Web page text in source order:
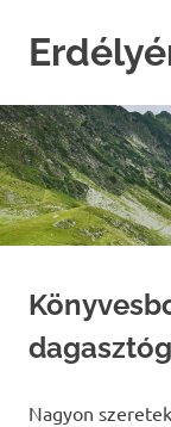
content
Nagyon